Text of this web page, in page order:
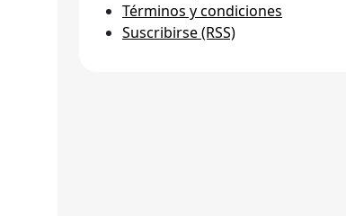
Términos y condiciones
Suscribirse (RSS)